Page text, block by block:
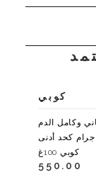
كوبي
وكامل الدم
كوبي 100غ
550.00